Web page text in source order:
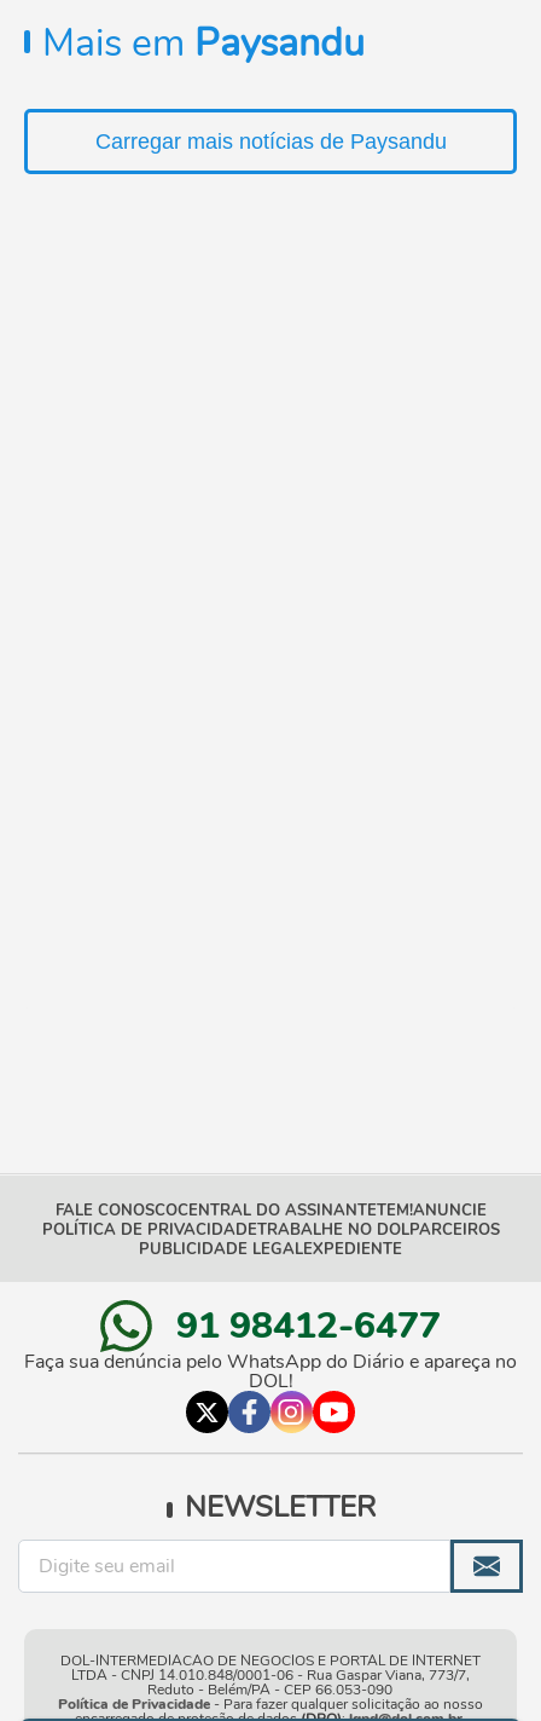
Mais em Paysandu
Carregar mais notícias de Paysandu
FALE CONOSCOCENTRAL DO ASSINANTETEM!ANUNCIE
POLÍTICA DE PRIVACIDADETRABALHE NO DOLPARCEIROS
PUBLICIDADE LEGALEXPEDIENTE
91 98412-6477
Faça sua denúncia pelo WhatsApp do Diário e apareça no
DOL!
NEWSLETTER
DOL-INTERMEDIACAO DE NEGOCIOS E PORTAL DE INTERNET
LTDA - CNPJ 14.010.848/0001-06 - Rua Gaspar Viana, 773/7,
Reduto - Belém/PA - CEP 66.053-090
Política de Privacidade- Para fazer qualquer solicitação ao nosso